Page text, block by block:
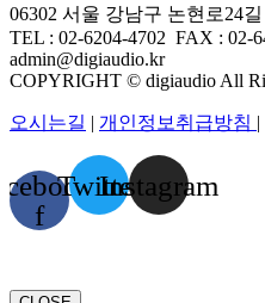
06302 서울 강남구 논현로24
TEL : 02-6204-4702 FAX : 02-
admin@digiaudio.kr
COPYRIGHT © digiaudio All
오시는길 | 개인정보취급방침
f
TwitterInstagram